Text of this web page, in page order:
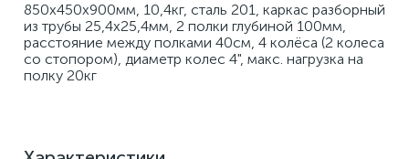
850х450х900мм, 10,4кг, сталь 201, каркас разборный
из трубы 25,4х25,4мм, 2 полки глубиной 100мм,
расстояние между полками 40см, 4 колёса (2 колеса
со стопором), диаметр колес 4", макс. нагрузка на
полку 20кг